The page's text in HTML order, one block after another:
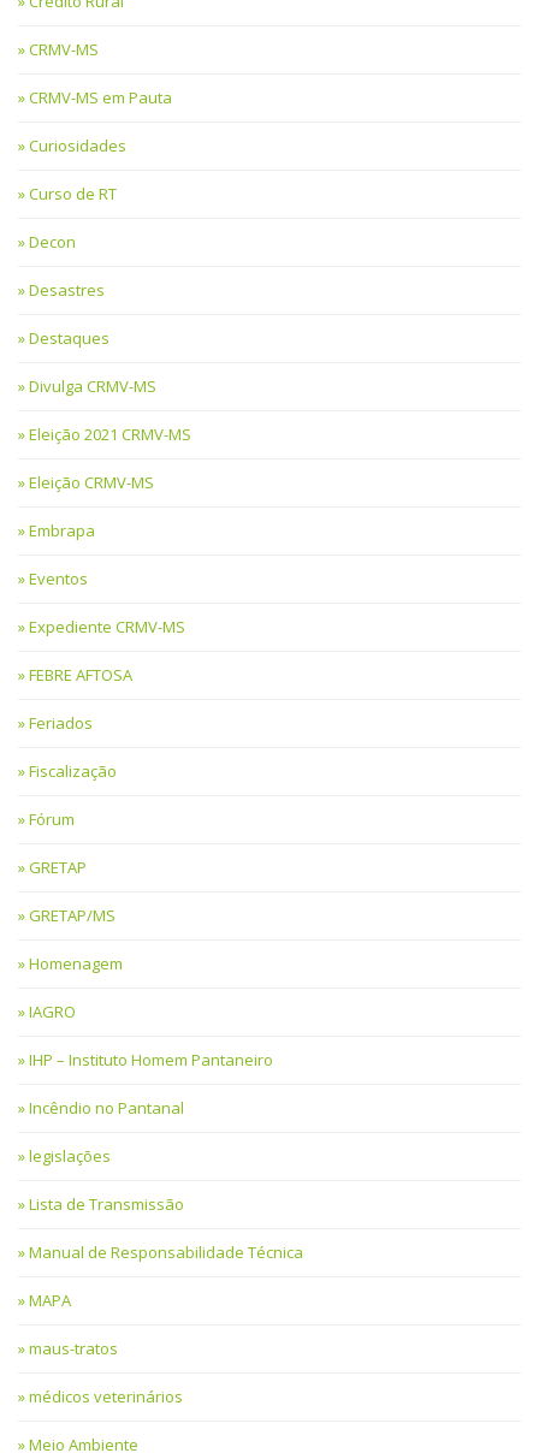
CRMV-MS
CRMV-MS em Pauta
Curiosidades
Curso de RT
Decon
Desastres
Destaques
Divulga CRMV-MS
Eleição 2021 CRMV-MS
Eleição CRMV-MS
Embrapa
Eventos
Expediente CRMV-MS
FEBRE AFTOSA
Feriados
Fiscalização
Fórum
GRETAP
GRETAP/MS
Homenagem
IAGRO
IHP – Instituto Homem Pantaneiro
Incêndio no Pantanal
legislações
Lista de Transmissão
Manual de Responsabilidade Técnica
MAPA
maus-tratos
médicos veterinários
Meio Ambiente